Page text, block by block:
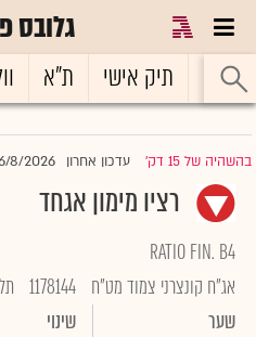
גלובס
ראשי תיק אישי ת"א
בהשהיה של 15 דק' |עדכון אחרון 8/2026
רציו מימון אגחד
RATIO FIN. B4
אג"ח קונצרני צמוד מט"ח 1178144
שער
שינוי